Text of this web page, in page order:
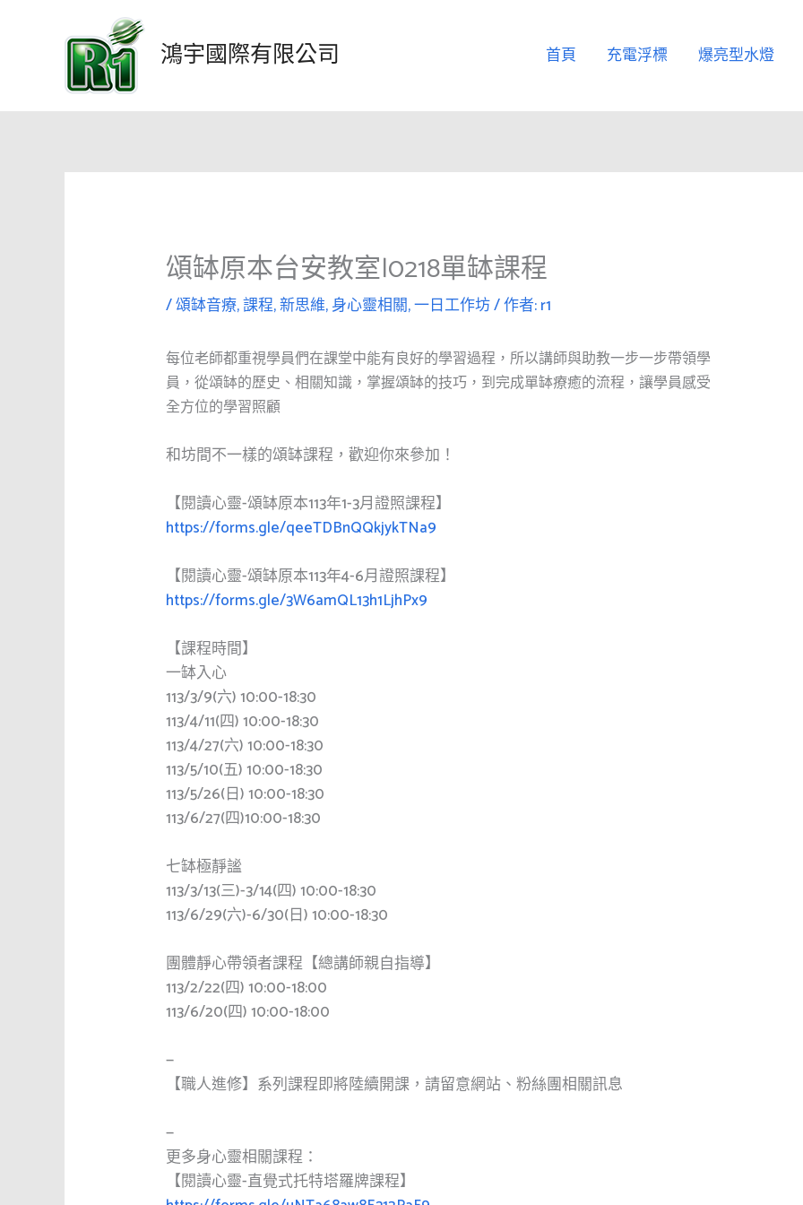
內
鴻宇國際有限公司 首頁 充電浮標 爆亮型水燈
頌缽原本台安教室|0218單缽課程
/頌缽音療,課程,新思維,身心靈相關,一日工作坊/ 作者:r1
每位老師都重視學員們在課堂中能有良好的學習過程，所以講師與助教一步一步帶領學
員，從頌缽的歷史、相關知識，掌握頌缽的技巧，到完成單缽療癒的流程，讓學員感受
全方位的學習照顧
和坊間不一樣的頌缽課程，歡迎你來參加！
【閱讀心靈-頌缽原本113年1-3月證照課程】
https://forms.gle/qeeTDBnQQkjykTNa9
【閱讀心靈-頌缽原本113年4-6月證照課程】
https://forms.gle/3W6amQL13h1LjhPx9
【課程時間】
一缽入心
113/3/9(六) 10:00-18:30
113/4/11(四) 10:00-18:30
113/4/27(六) 10:00-18:30
113/5/10(五) 10:00-18:30
113/5/26(日) 10:00-18:30
113/6/27(四)10:00-18:30
七缽極靜謐
113/3/13(三)-3/14(四) 10:00-18:30
113/6/29(六)-6/30(日) 10:00-18:30
團體靜心帶領者課程【總講師親自指導】
113/2/22(四) 10:00-18:00
113/6/20(四) 10:00-18:00
—
【職人進修】系列課程即將陸續開課，請留意網站、粉絲團相關訊息
—
更多身心靈相關課程：
【閱讀心靈-直覺式托特塔羅牌課程】